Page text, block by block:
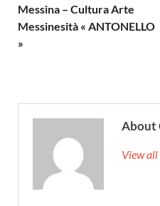
Messina – Cultura Arte
Messinesità « ANTONELLO
»
About
View